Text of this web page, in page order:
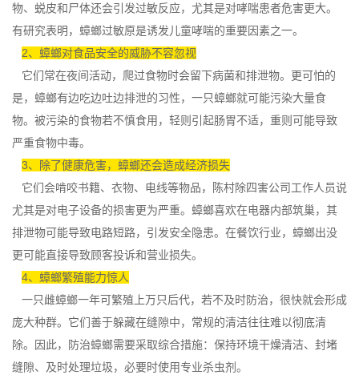
物、蜕皮和尸体还会引发过敏反应，尤其是对哮喘患者危害更大。
有研究表明，蟑螂过敏原是诱发儿童哮喘的重要因素之一。
2、蟑螂对食品安全的威胁不容忽视
它们常在夜间活动，爬过食物时会留下病菌和排泄物。更可怕的
是，蟑螂有边吃边吐边排泄的习性，一只蟑螂就可能污染大量食
物。被污染的食物若不慎食用，轻则引起肠胃不适，重则可能导致
严重食物中毒。
3、除了健康危害，蟑螂还会造成经济损失
它们会啃咬书籍、衣物、电线等物品，陈村除四害公司工作人员说
尤其是对电子设备的损害更为严重。蟑螂喜欢在电器内部筑巢，其
排泄物可能导致电路短路，引发安全隐患。在餐饮行业，蟑螂出没
更可能直接导致顾客投诉和营业损失。
4、蟑螂繁殖能力惊人
一只雌蟑螂一年可繁殖上万只后代，若不及时防治，很快就会形成
庞大种群。它们善于躲藏在缝隙中，常规的清洁往往难以彻底清
除。因此，防治蟑螂需要采取综合措施：保持环境干燥清洁、封堵
缝隙、及时处理垃圾，必要时使用专业杀虫剂。